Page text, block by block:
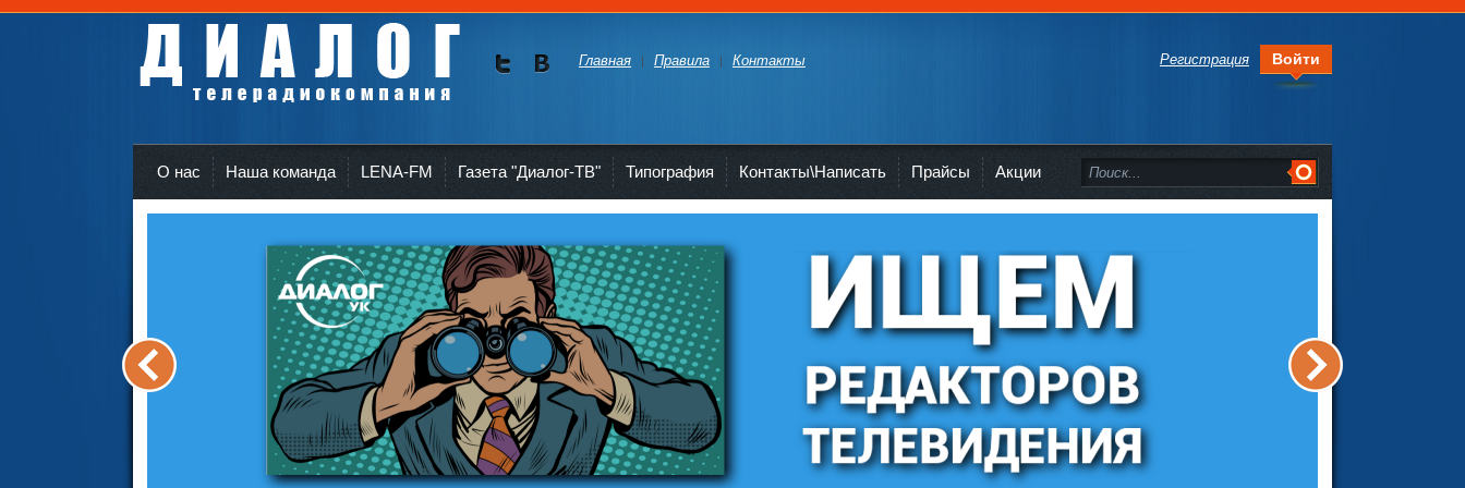
Регистрация Войти
Главная Правила Контакты
О нас Наша команда LENA-FM Газета "Диалог-ТВ" Типография Контакты\Написать Прайсы Акции